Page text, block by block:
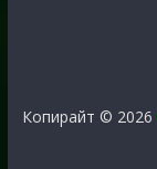
Копирайт © 2026